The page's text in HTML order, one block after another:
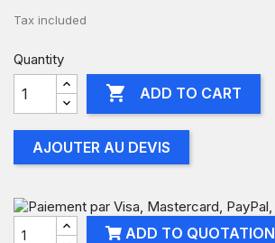
Tax included
Quantity
 ADD TO CART
AJOUTER AU DEVIS
ADD TO QUOTATION